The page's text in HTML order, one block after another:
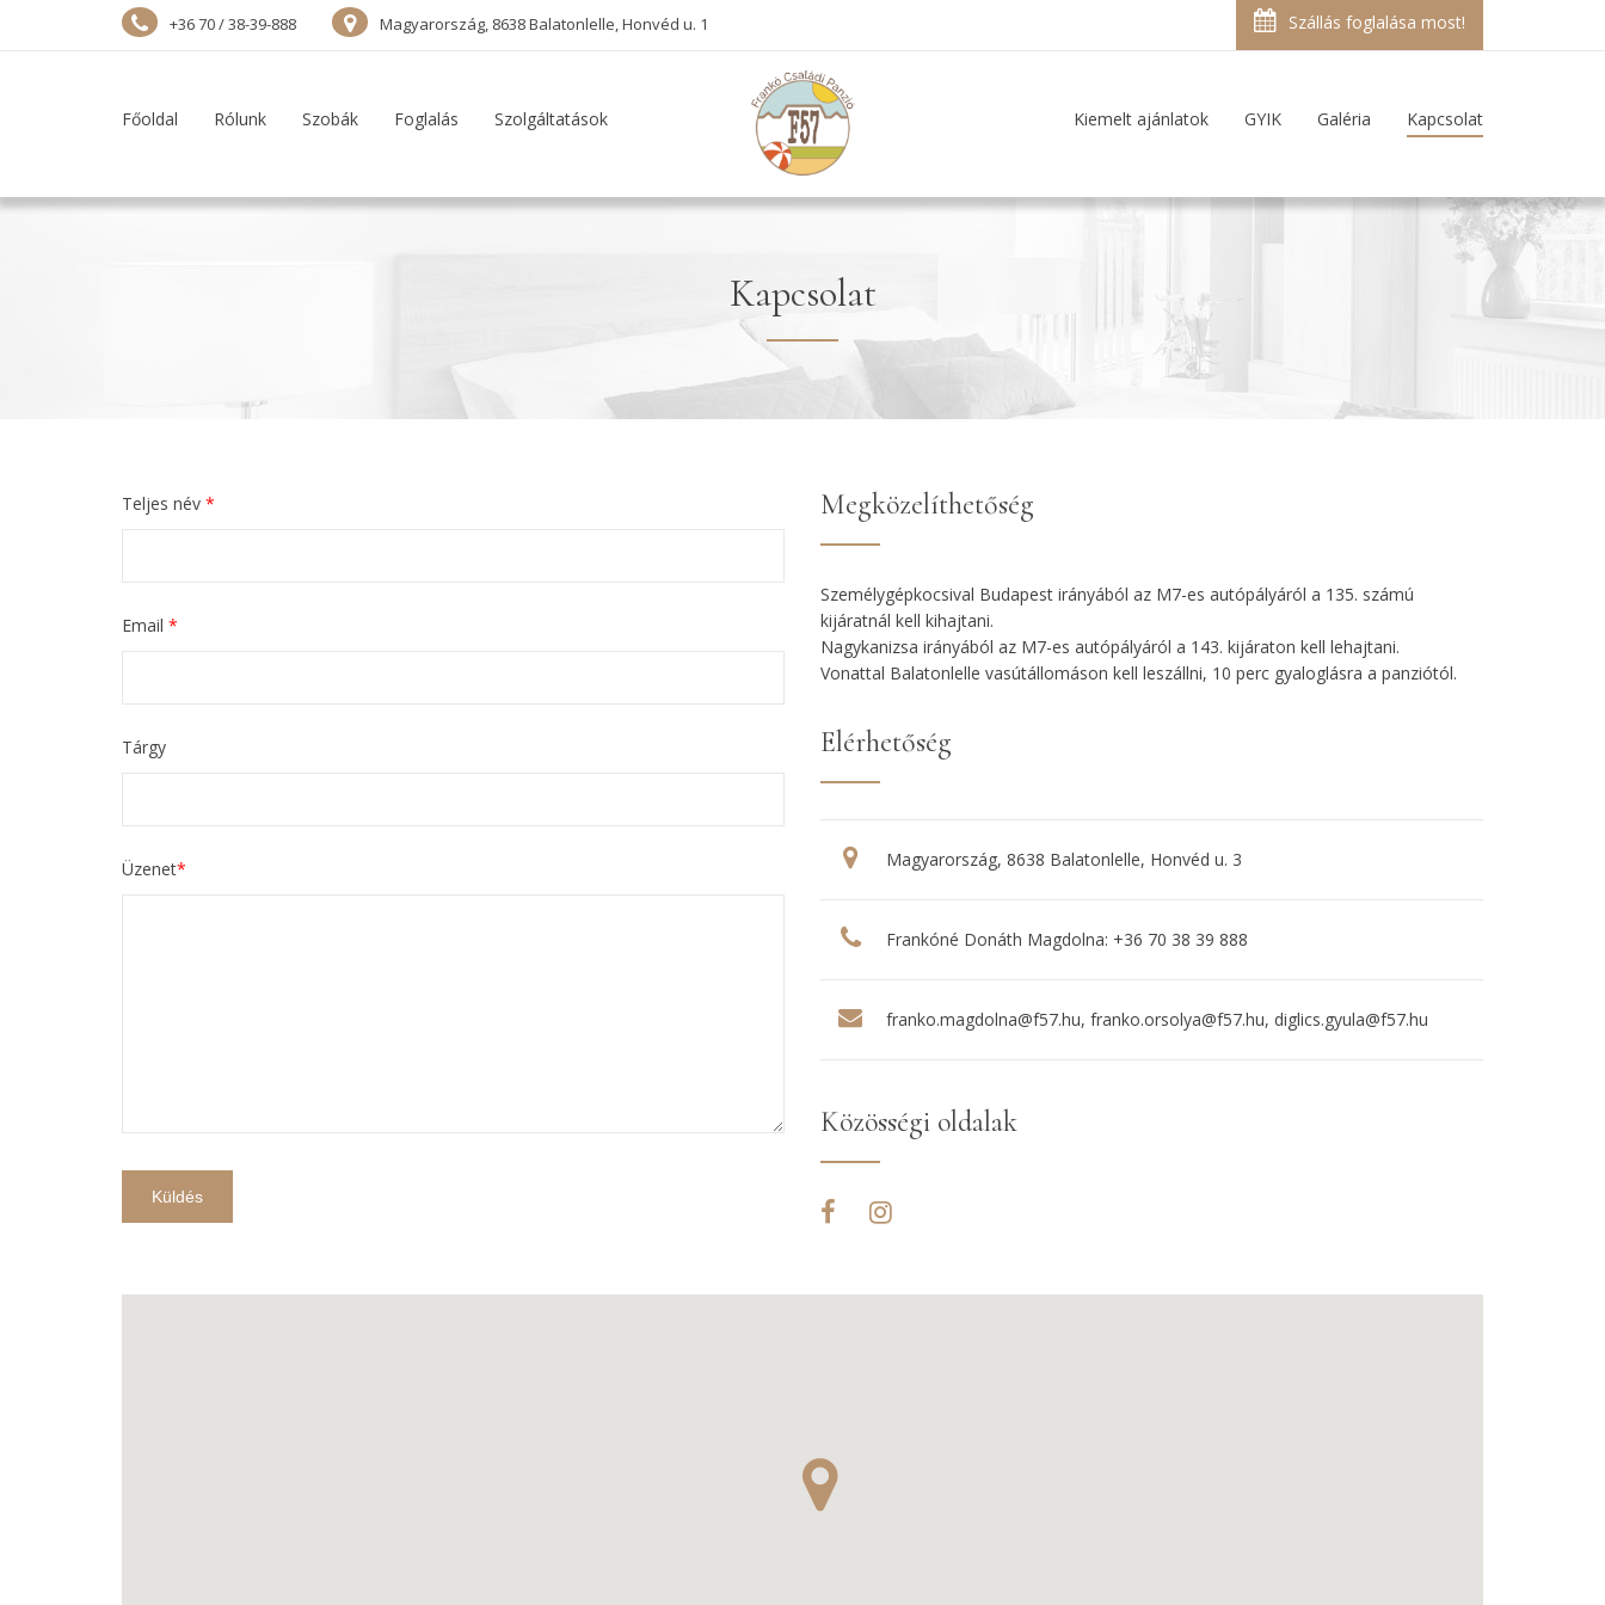
+36 70 / 38-39-888 Magyarország, 8638 Balatonlelle, Honvéd u. 1 Szállás foglalása most!
Főoldal Rólunk Szobák Foglalás Szolgáltatások Kiemelt ajánlatok GYIK Galéria Kapcsolat
Kapcsolat
Teljes név *
Email *
Tárgy
Üzenet*
Megközelíthetőség
Személygépkocsival Budapest irányából az M7-es autópályáról a 135. számú
kijáratnál kell kihajtani.
Nagykanizsa irányából az M7-es autópályáról a 143. kijáraton kell lehajtani.
Vonattal Balatonlelle vasútállomáson kell leszállni, 10 perc gyaloglásra a panziótól.
Elérhetőség
Magyarország, 8638 Balatonlelle, Honvéd u. 3
Frankóné Donáth Magdolna: +36 70 38 39 888
franko.magdolna@f57.hu, franko.orsolya@f57.hu, diglics.gyula@f57.hu
Közösségi oldalak